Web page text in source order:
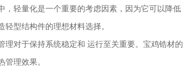
，轻量化是一个重要的考虑因素，因为它可以降低
型结构件的理想材料选择。
对于保持系统稳定和 运行至关重要。宝鸡锆材的
理效果。